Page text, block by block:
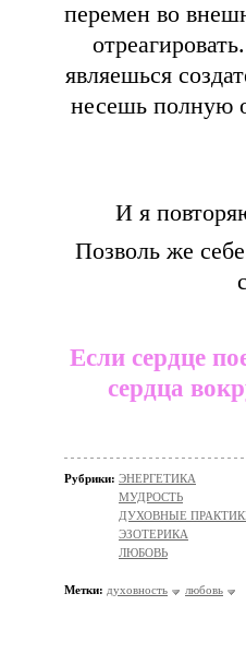
перемен во
являешься
несешь полную
И я
Позволь же
Если сердце
сердца
Рубрики: ЭНЕРГЕТИКА
МУДРОСТЬ
ДУХОВНЫЕ
ЭЗОТЕРИКА
ЛЮБОВЬ
Метки: духовность любовь